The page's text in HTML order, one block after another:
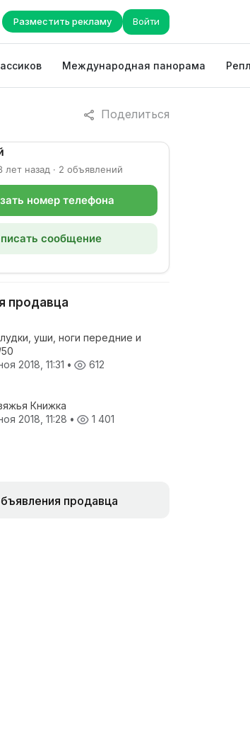
Разместить рекламу Войти
Международная панорама
Поделиться
лет назад · 2 объявлений
номер телефона
сообщение
продавца
уши, ноги передние и
2018, 11:31 • 612
Книжка
2018, 11:28 • 1 401
продавца